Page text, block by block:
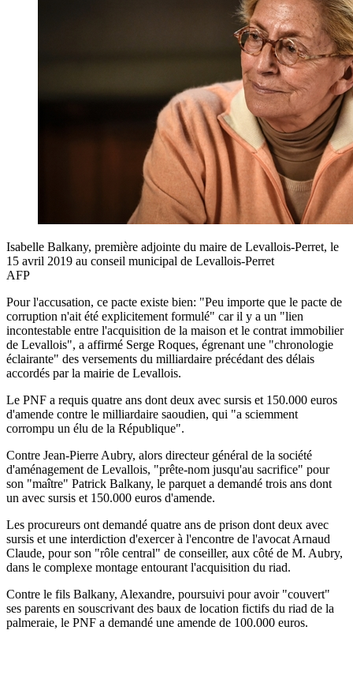
Isabelle Balkany, première adjointe du maire de Levallois-Perret, le
15 avril 2019 au conseil municipal de Levallois-Perret
AFP
Pour l'accusation, ce pacte existe bien: "Peu importe que le pacte de
corruption n'ait été explicitement formulé" car il y a un "lien
incontestable entre l'acquisition de la maison et le contrat immobilier
de Levallois", a affirmé Serge Roques, égrenant une "chronologie
éclairante" des versements du milliardaire précédant des délais
accordés par la mairie de Levallois.
Le PNF a requis quatre ans dont deux avec sursis et 150.000 euros
d'amende contre le milliardaire saoudien, qui "a sciemment
corrompu un élu de la République".
Contre Jean-Pierre Aubry, alors directeur général de la société
d'aménagement de Levallois, "prête-nom jusqu'au sacrifice" pour
son "maître" Patrick Balkany, le parquet a demandé trois ans dont
un avec sursis et 150.000 euros d'amende.
Les procureurs ont demandé quatre ans de prison dont deux avec
sursis et une interdiction d'exercer à l'encontre de l'avocat Arnaud
Claude, pour son "rôle central" de conseiller, aux côté de M. Aubry,
dans le complexe montage entourant l'acquisition du riad.
Contre le fils Balkany, Alexandre, poursuivi pour avoir "couvert"
ses parents en souscrivant des baux de location fictifs du riad de la
palmeraie, le PNF a demandé une amende de 100.000 euros.